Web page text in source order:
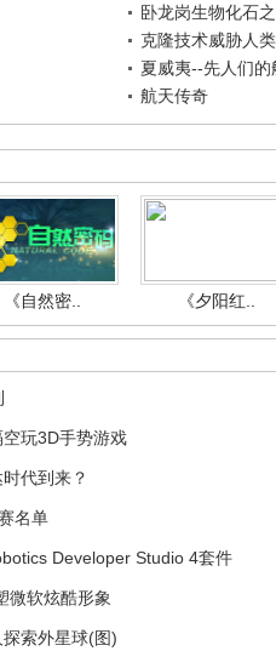
卧龙岗生物化石
克隆技术威胁人
夏威夷--先人们的
航天传奇
《自然密.. 《夕阳红..
玩3D手势游戏
代到来？
名单
Developer Studio 4套件
微软炫酷形象
索外星球(图)